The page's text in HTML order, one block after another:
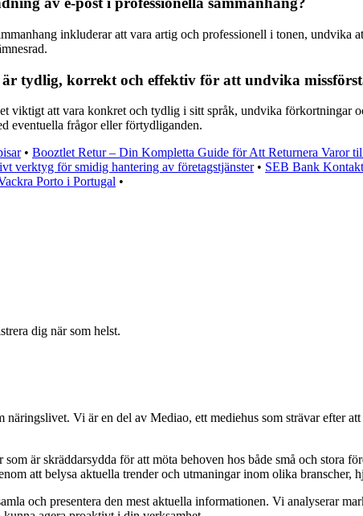
inkluderar att vara artig och professionell i tonen, undvika
tydlig, korrekt och effektiv för att undvika
viktigt att vara konkret och tydlig i sitt språk, undvika förkortningar
eventuella frågor eller förtydliganden.
• Booztlet Retur – Din Kompletta Guide för Att Returnera Varor
verktyg för smidig hantering av företagstjänster• SEB Bank
Porto i Portugal •
dig när som helst.
Vi är en del av Mediao, ett mediehus som strävar efter
är skräddarsydda för att möta behoven hos både små och stora
att belysa aktuella trender och utmaningar inom olika branscher,
och presentera den mest aktuella informationen. Vi analyserar